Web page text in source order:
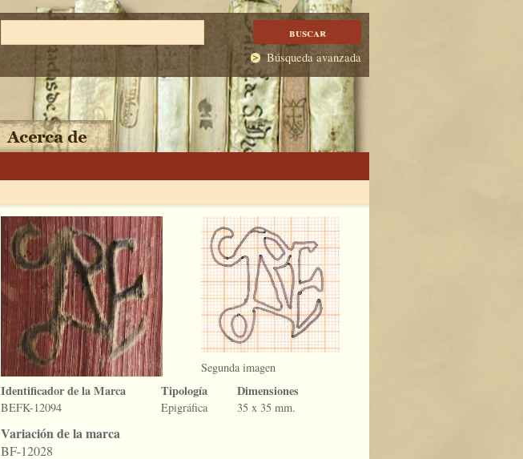
Búsqueda avanzada
Segunda imagen
Identificador de la Marca
BEFK-12094
Tipología
Epigráfica
Dimensiones
35 x 35 mm.
Variación de la marca
BF-12028